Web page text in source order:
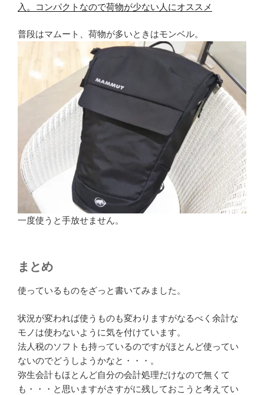
入。コンパクトなので荷物が少ない人にオススメ
普段はマムート、荷物が多いときはモンベル。
一度使うと手放せません。
まとめ
使っているものをざっと書いてみました。
状況が変われば使うものも変わりますがなるべく余計な
モノは使わないように気を付けています。
法人税のソフトも持っているのですがほとんど使ってい
ないのでどうしようかなと・・・。
弥生会計もほとんど自分の会計処理だけなので無くて
も・・・と思いますがさすがに残しておこうと考えてい